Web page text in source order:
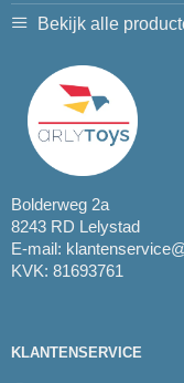
Bekijk alle
Bolderweg 2a
8243 RD Lelystad
E-mail:
KVK: 81693761
KLANTENSERVICE